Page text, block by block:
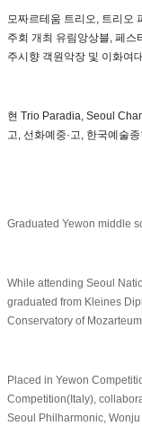
모짜르테움 트리오, 트리오
주회 개최 유림앙상블, 페스
주시향 객원악장 및 이화여
현 Trio Paradia, Seoul
고, 선화예중·고, 한국예술
Graduated Yewon middle
While attending Seoul
graduated from Kleines
Conservatory of
Placed in Yewon
Competition(Italy),
Seoul Philharmonic,